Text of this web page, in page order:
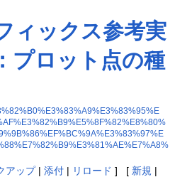
ィックス参考実
プロット点の種
アップ| 添付| リロード ] [ 新規 |